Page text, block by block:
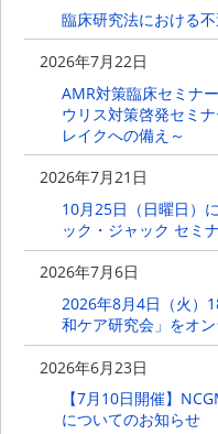
臨床研究法における
2026年7月22日
AMR対策臨床セミナ
ウリス対策啓発セミ
レイクへの備え～
2026年7月21日
10月25日（日曜日）
ック・ジャック セミ
2026年7月6日
2026年8月4日（火）
和ケア研究会」をオン
2026年6月23日
【7月10日開催】
についてのお知らせ